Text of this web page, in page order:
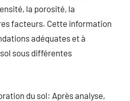
la porosité, la
facteurs. Cette information
adéquates et à
sous différentes
du sol: Après analyse,